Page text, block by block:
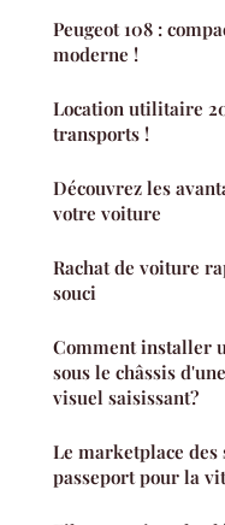
Peugeot 108 :
moderne !
Location utilitaire
transports !
Découvrez les
votre voiture
Rachat de voiture
souci
Comment installer
sous le châssis
visuel saisissant?
Le marketplace
passeport pour la